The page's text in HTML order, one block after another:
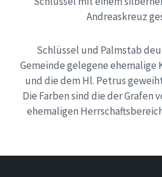
Andreaskreuz
Schlüssel und Palmstab
Gemeinde gelegene ehemalige
und die dem Hl. Petrus
Die Farben sind die der Grafen
ehemaligen